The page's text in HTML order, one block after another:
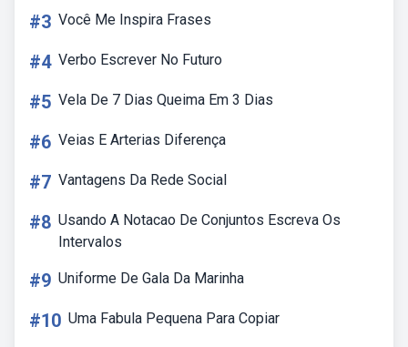
#3 Você Me Inspira Frases
#4 Verbo Escrever No Futuro
#5 Vela De 7 Dias Queima Em 3 Dias
#6 Veias E Arterias Diferença
#7 Vantagens Da Rede Social
#8 Usando A Notacao De Conjuntos Escreva Os
Intervalos
#9 Uniforme De Gala Da Marinha
#10 Uma Fabula Pequena Para Copiar